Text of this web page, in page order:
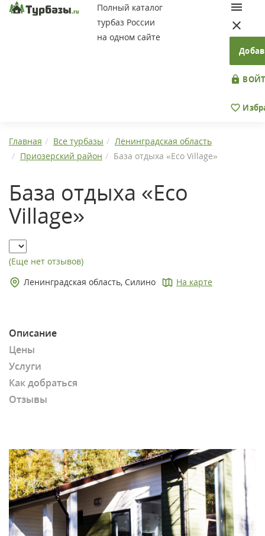
Полный каталог
турбаз России
на одном сайте
Главная Все турбазы
Ленинградская область
Приозерский район
База отдыха «Eco Village»
База отдыха «Eco
Village»
(Еще нет отзывов)
Ленинградская область, Силино
На карте
Описание
Цены
Услуги
Как добраться
Отзывы